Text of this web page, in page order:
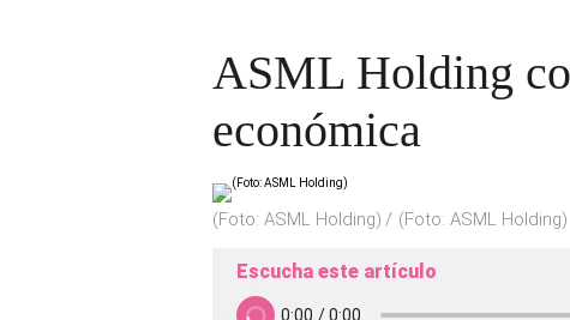
ASML Holding
económica
(Foto: ASML Holding) (Foto: ASML Holding)
Escucha este artículo